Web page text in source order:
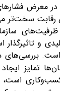
معرض
رقابت سخت‌تر
ظرفیت‌های
و
بررسی‌های
تمایز
است،